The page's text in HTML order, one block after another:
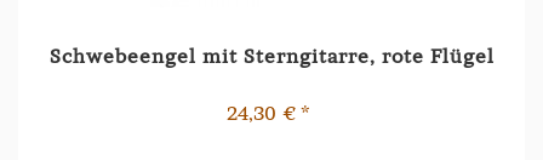
Schwebeengel mit Sterngitarre, rote Flügel
24,30 € *